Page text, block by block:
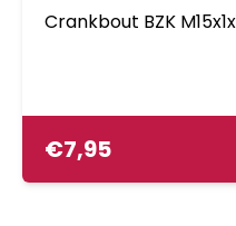
Crankbout BZK
€7,95